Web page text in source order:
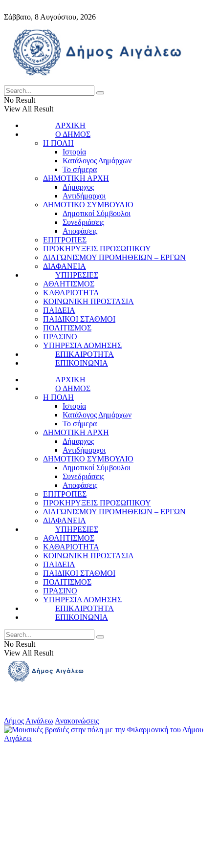
Σάββατο, 8 Αυγούστου, 2026
No Result
View All Result
ΑΡΧΙΚΗ
Ο ΔΗΜΟΣ
Η ΠΟΛΗ
Ιστορία
Κατάλογος Δημάρχων
Το σήμερα
ΔΗΜΟΤΙΚΗ ΑΡΧΗ
Δήμαρχος
Αντιδήμαρχοι
ΔΗΜΟΤΙΚΟ ΣΥΜΒΟΥΛΙΟ
Δημοτικοί Σύμβουλοι
Συνεδριάσεις
Αποφάσεις
ΕΠΙΤΡΟΠΕΣ
ΠΡΟΚΗΡΥΞΕΙΣ ΠΡΟΣΩΠΙΚΟΥ
ΔΙΑΓΩΝΙΣΜΟΥ ΠΡΟΜΗΘΕΙΩΝ – ΕΡΓΩΝ
ΔΙΑΦΑΝΕΙΑ
ΥΠΗΡΕΣΙΕΣ
ΑΘΛΗΤΙΣΜΟΣ
ΚΑΘΑΡΙΟΤΗΤΑ
ΚΟΙΝΩΝΙΚΗ ΠΡΟΣΤΑΣΙΑ
ΠΑΙΔΕΙΑ
ΠΑΙΔΙΚΟΙ ΣΤΑΘΜΟΙ
ΠΟΛΙΤΙΣΜΟΣ
ΠΡΑΣΙΝΟ
ΥΠΗΡΕΣΙΑ ΔΟΜΗΣΗΣ
ΕΠΙΚΑΙΡΟΤΗΤΑ
ΕΠΙΚΟΙΝΩΝΙΑ
ΑΡΧΙΚΗ
Ο ΔΗΜΟΣ
Η ΠΟΛΗ
Ιστορία
Κατάλογος Δημάρχων
Το σήμερα
ΔΗΜΟΤΙΚΗ ΑΡΧΗ
Δήμαρχος
Αντιδήμαρχοι
ΔΗΜΟΤΙΚΟ ΣΥΜΒΟΥΛΙΟ
Δημοτικοί Σύμβουλοι
Συνεδριάσεις
Αποφάσεις
ΕΠΙΤΡΟΠΕΣ
ΠΡΟΚΗΡΥΞΕΙΣ ΠΡΟΣΩΠΙΚΟΥ
ΔΙΑΓΩΝΙΣΜΟΥ ΠΡΟΜΗΘΕΙΩΝ – ΕΡΓΩΝ
ΔΙΑΦΑΝΕΙΑ
ΥΠΗΡΕΣΙΕΣ
ΑΘΛΗΤΙΣΜΟΣ
ΚΑΘΑΡΙΟΤΗΤΑ
ΚΟΙΝΩΝΙΚΗ ΠΡΟΣΤΑΣΙΑ
ΠΑΙΔΕΙΑ
ΠΑΙΔΙΚΟΙ ΣΤΑΘΜΟΙ
ΠΟΛΙΤΙΣΜΟΣ
ΠΡΑΣΙΝΟ
ΥΠΗΡΕΣΙΑ ΔΟΜΗΣΗΣ
ΕΠΙΚΑΙΡΟΤΗΤΑ
ΕΠΙΚΟΙΝΩΝΙΑ
No Result
View All Result
Δήμος Αιγάλεω Ανακοινώσεις